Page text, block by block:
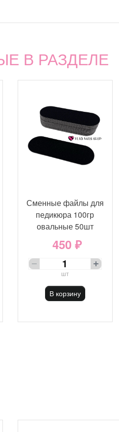
В РАЗДЕЛЕ
Сменные файлы для
педикюра 100гр
овальные 50шт
450 ₽
шт
В корзину